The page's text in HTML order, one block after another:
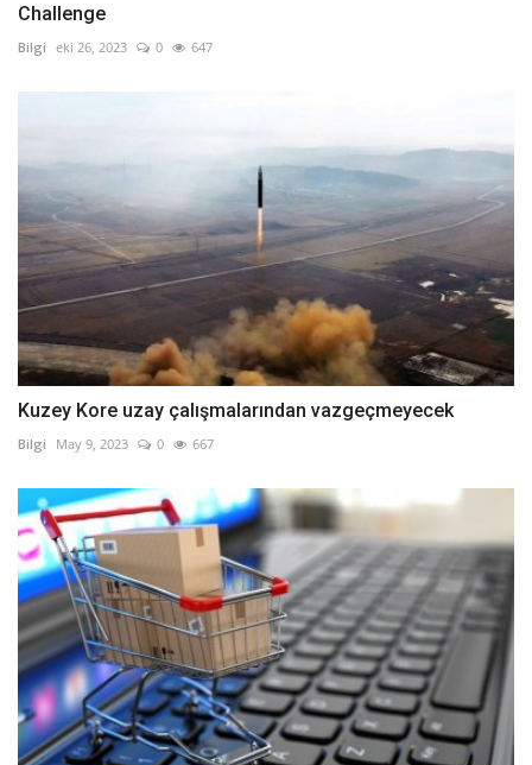
Challenge
Bilgi eki 26, 2023 0 647
Kuzey Kore uzay çalışmalarından vazgeçmeyecek
Bilgi May 9, 2023 0 667